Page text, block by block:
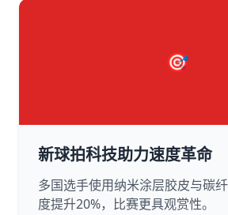
🎯
新球拍科技助力速度革命
多国选手使用纳米涂层胶皮与碳
度提升20%，比赛更具观赏性。